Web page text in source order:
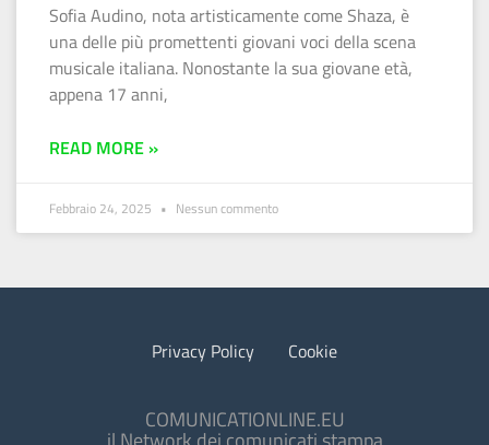
Sofia Audino, nota artisticamente come Shaza, è
una delle più promettenti giovani voci della scena
musicale italiana. Nonostante la sua giovane età,
appena 17 anni,
READ MORE »
Febbraio 24, 2025 Nessun commento
Privacy Policy Cookie
COMUNICATIONLINE.EU